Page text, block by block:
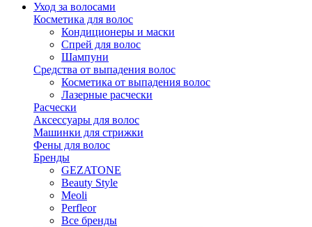
Уход за волосами
Косметика для волос
Кондиционеры и маски
Спрей для волос
Шампуни
Средства от выпадения волос
Косметика от выпадения волос
Лазерные расчески
Расчески
Аксессуары для волос
Машинки для стрижки
Фены для волос
Бренды
GEZATONE
Beauty Style
Meoli
Perfleor
Все бренды